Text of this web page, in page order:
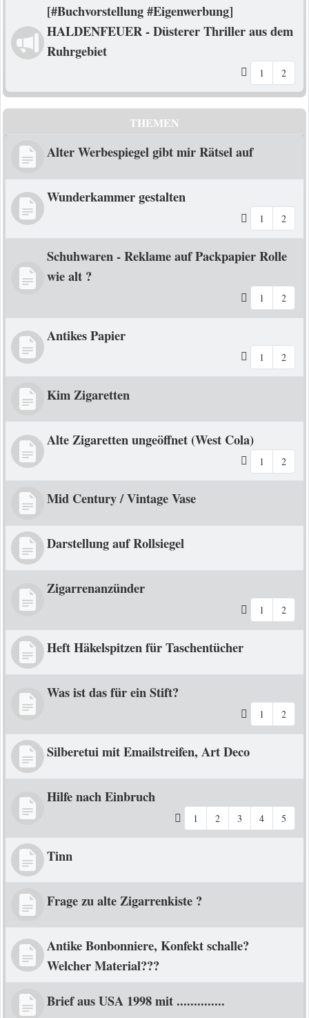
[#Buchvorstellung #Eigenwerbung]
HALDENFEUER - Düsterer Thriller aus dem
Ruhrgebiet
1 2
THEMEN
Alter Werbespiegel gibt mir Rätsel auf
Wunderkammer gestalten
1 2
Schuhwaren - Reklame auf Packpapier Rolle
wie alt ?
1 2
Antikes Papier
1 2
Kim Zigaretten
Alte Zigaretten ungeöffnet (West Cola)
1 2
Mid Century / Vintage Vase
Darstellung auf Rollsiegel
Zigarrenanzünder
1 2
Heft Häkelspitzen für Taschentücher
Was ist das für ein Stift?
1 2
Silberetui mit Emailstreifen, Art Deco
Hilfe nach Einbruch
1 2 3 4 5
Tinn
Frage zu alte Zigarrenkiste ?
Antike Bonbonniere, Konfekt schalle?
Welcher Material???
Brief aus USA 1998 mit ..............